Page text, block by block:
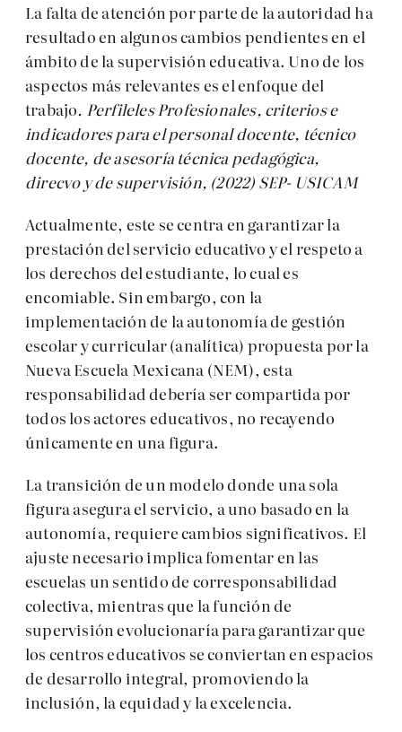
La falta de atención por parte de la autoridad ha
resultado en algunos cambios pendientes en el
ámbito de la supervisión educativa. Uno de los
aspectos más relevantes es el enfoque del
trabajo. Perfileles Profesionales, criterios e
indicadores para el personal docente, técnico
docente, de asesoría técnica pedagógica,
direcvo y de supervisión, (2022) SEP- USICAM
Actualmente, este se centra en garantizar la
prestación del servicio educativo y el respeto a
los derechos del estudiante, lo cual es
encomiable. Sin embargo, con la
implementación de la autonomía de gestión
escolar y curricular (analítica) propuesta por la
Nueva Escuela Mexicana (NEM), esta
responsabilidad debería ser compartida por
todos los actores educativos, no recayendo
únicamente en una figura.
La transición de un modelo donde una sola
figura asegura el servicio, a uno basado en la
autonomía, requiere cambios significativos. El
ajuste necesario implica fomentar en las
escuelas un sentido de corresponsabilidad
colectiva, mientras que la función de
supervisión evolucionaría para garantizar que
los centros educativos se conviertan en espacios
de desarrollo integral, promoviendo la
inclusión, la equidad y la excelencia.